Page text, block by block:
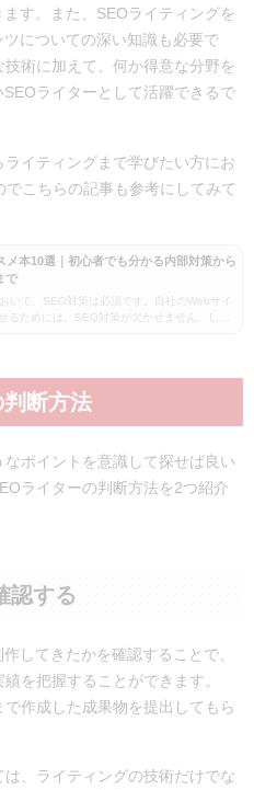
す。また、SEOライティングを
についての深い知識も必要で
術に加えて、何か得意な分野を
ライターとして活躍できるで
ライティングまで学びたい方にお
こちらの記事も参考にしてみて
メ本10選｜初心者でも分かる内部対策から
で
いて、SEO対策は必須です。自社のWebサイ
るためには、SEO対策が欠かせません。しか
断方法
ポイントを意識して探せば良い
ライターの判断方法を2つ紹介
認する
してきたかを確認することで、
を把握することができます。
作成した成果物を提出してもら
、ライティングの技術だけでな